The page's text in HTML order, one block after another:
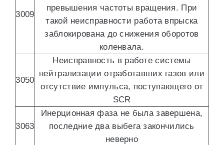
3009
превышения частоты вращения. При
такой неисправности работа впрыска
заблокирована до снижения оборотов
коленвала.
3050
Неисправность в работе системы
нейтрализации отработавших газов или
отсутствие импульса, поступающего от
SCR
3063
Инерционная фаза не была завершена,
последние два выбега закончились
неверно